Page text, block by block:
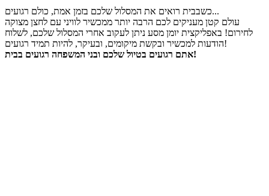
כשבבית רואים את המסלול שלכם בזמן אמת, כולם רגועים...
עולם קטן מעניקים לכם הרבה יותר ממכשיר לוויני עם לחצן מצוקה
לחירום! באפליקצית יומן מסע ניתן לעקוב אחרי המסלול שלכם, לשלוח
הודעות למכשיר ובקשת מיקומים, ובעיקר, להיות תמיד רגועים!
אתם רגועים בטיול שלכם ובני המשפחה רגועים בבית!